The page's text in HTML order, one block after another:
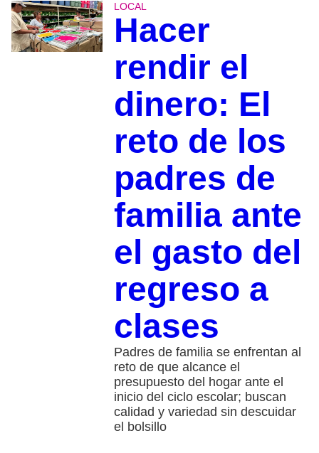
LOCAL
Hacer
rendir el
dinero: El
reto de los
padres de
familia ante
el gasto del
regreso a
clases
Padres de familia se enfrentan al
reto de que alcance el
presupuesto del hogar ante el
inicio del ciclo escolar; buscan
calidad y variedad sin descuidar
el bolsillo